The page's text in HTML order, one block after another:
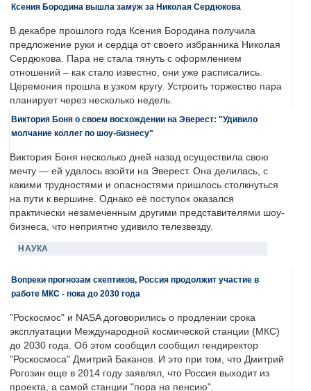
Ксения Бородина вышла замуж за Николая Сердюкова
В декабре прошлого года Ксения Бородина получила
предложение руки и сердца от своего избранника Николая
Сердюкова. Пара не стала тянуть с оформлением
отношений – как стало известно, они уже расписались.
Церемония прошла в узком кругу. Устроить торжество пара
планирует через несколько недель.
Виктория Боня о своем восхождении на Эверест: "Удивило
молчание коллег по шоу-бизнесу"
Виктория Боня несколько дней назад осуществила свою
мечту — ей удалось взойти на Эверест. Она делилась, с
какими трудностями и опасностями пришлось столкнуться
на пути к вершине. Однако её поступок оказался
практически незамеченным другими представителями шоу-
бизнеса, что неприятно удивило телезвезду.
НАУКА
Вопреки прогнозам скептиков, Россия продолжит участие в
работе МКС - пока до 2030 года
"Роскосмос" и NASA договорились о продлении срока
эксплуатации Международной космической станции (МКС)
до 2030 года. Об этом сообщил сообщил гендиректор
"Роскосмоса" Дмитрий Баканов. И это при том, что Дмитрий
Рогозин еще в 2014 году заявлял, что Россия выходит из
проекта, а самой станции "пора на пенсию".